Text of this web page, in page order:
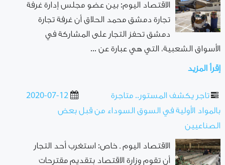
الاقتصاد اليوم: بين عضو مجلس إدارة غرفة
تجارة دمشق محمد الحلاق أن غرفة تجارة
دمشق تحفز التجار على المشاركة في
الأسواق الشعبية، التي هي عبارة عن ...
إقرأ المزيد
2020-07-12
تاجر يكشف المستور.. متاجرة
بالمواد الأولية في السوق السوداء من قبل بعض
الصناعيين
الاقتصاد اليوم ـ خاص: استغرب أحد التجار
أن تقوم وزارة الاقتصاد بتقديم مقترحات